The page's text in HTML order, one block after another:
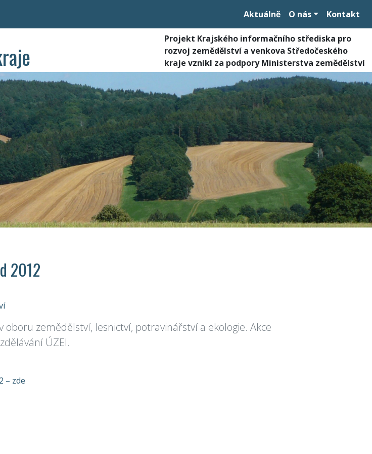
Aktuálně O nás Kontakt
Projekt Krajského informačního střediska pro
rozvoj zemědělství a venkova Středočeského
kraje vznikl za podpory Ministerstva zemědělství
2012
oboru zemědělství, lesnictví, potravinářství a ekologie. Akce
ÚZEI.
– zde